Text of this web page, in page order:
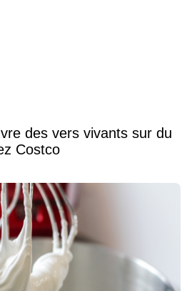
des vers vivants sur du
Costco